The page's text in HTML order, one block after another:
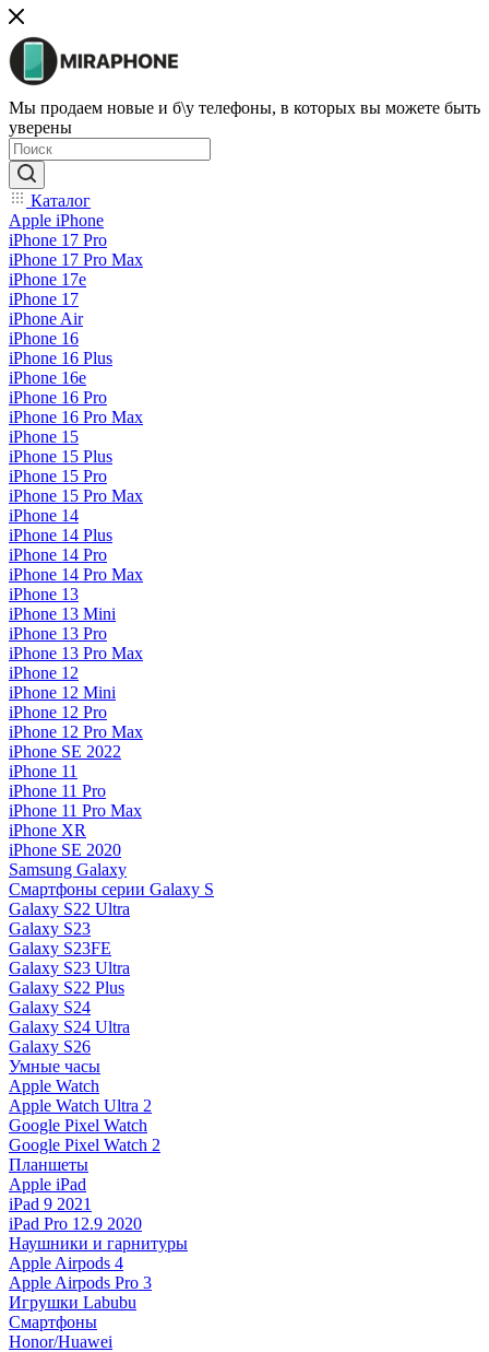
Мы продаем новые и б\у телефоны, в которых вы можете быть
уверены
Каталог
Apple iPhone
iPhone 17 Pro
iPhone 17 Pro Max
iPhone 17e
iPhone 17
iPhone Air
iPhone 16
iPhone 16 Plus
iPhone 16e
iPhone 16 Pro
iPhone 16 Pro Max
iPhone 15
iPhone 15 Plus
iPhone 15 Pro
iPhone 15 Pro Max
iPhone 14
iPhone 14 Plus
iPhone 14 Pro
iPhone 14 Pro Max
iPhone 13
iPhone 13 Mini
iPhone 13 Pro
iPhone 13 Pro Max
iPhone 12
iPhone 12 Mini
iPhone 12 Pro
iPhone 12 Pro Max
iPhone SE 2022
iPhone 11
iPhone 11 Pro
iPhone 11 Pro Max
iPhone XR
iPhone SE 2020
Samsung Galaxy
Смартфоны серии Galaxy S
Galaxy S22 Ultra
Galaxy S23
Galaxy S23FE
Galaxy S23 Ultra
Galaxy S22 Plus
Galaxy S24
Galaxy S24 Ultra
Galaxy S26
Умные часы
Apple Watch
Apple Watch Ultra 2
Google Pixel Watch
Google Pixel Watch 2
Планшеты
Apple iPad
iPad 9 2021
iPad Pro 12.9 2020
Наушники и гарнитуры
Apple Airpods 4
Apple Airpods Pro 3
Игрушки Labubu
Смартфоны
Honor/Huawei